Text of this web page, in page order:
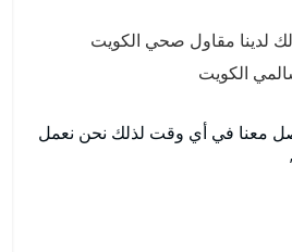
لدينا مقاول صحي الكويت
الكويت
معنا في أي وقت لذلك نحن نعمل